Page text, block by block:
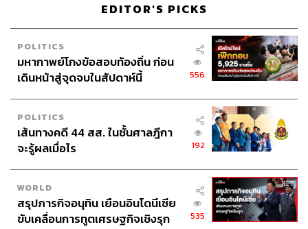
ABOUT THE AUTHOR
มิเกลล่า ฟิลแบรย์-สตอเร่
ผู้ประสานงานสหประชาชาติประจำ
สหประชาชาติในประเทศไทย
ABOUT THE AUTHOR
รองผู้อำนวยการ สำนักงานยูเนสโกส่วน
ABOUT THE AUTHOR
EDITOR'S PICKS
POLITICS
มหากาพย์โกงข้อสอบท้องถิ่น ก่อน
เดินหน้าสู่จุดจบในสัปดาห์นี้
556
POLITICS
เส้นทางคดี 44 สส. ในชั้นศาลฎีกา
จะรู้ผลเมื่อไร
192
WORLD
สรุปภารกิจอนุทิน เยือนอินโดนีเซีย
ขับเคลื่อนการทูตเศรษฐกิจเชิงรุก
535